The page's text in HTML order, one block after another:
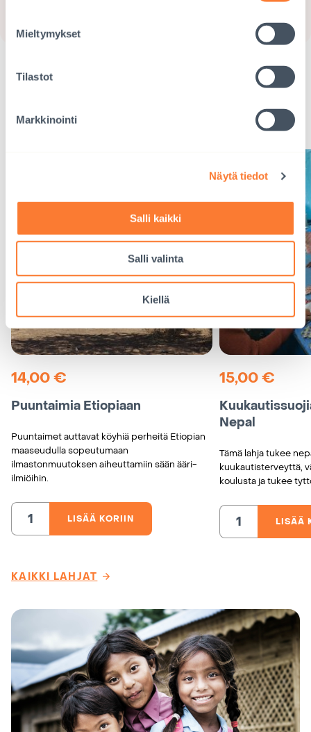
Mieltymykset
Tilastot
Markkinointi
Näytä tiedot
Salli kaikki
Salli valinta
Kiellä
Eettiset lahjat
Seuraava
14,00€
Puuntaimia Etiopiaan
Puuntaimet auttavat köyhiä perheitä Etiopian
maaseudulla sopeutumaan
ilmastonmuutoksen aiheuttamiin sään ääri-
ilmiöihin.
PuuntaimiaLISÄÄ KORIIN
15,00€
Nepal
Tämä lahja tukee
kuukautisterveyttä,
koulusta ja tukee
Kuukautissuojia
LISÄÄ
KAIKKI LAHJAT